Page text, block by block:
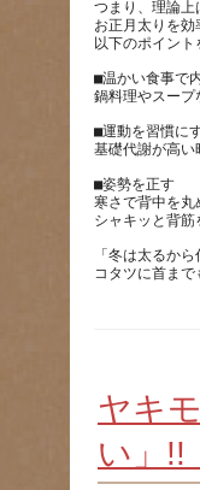
つまり、理論
お正月太りを
以下のポイント
■温かい食事で
鍋料理やスー
■運動を習慣に
基礎代謝が高
■姿勢を正す
寒さで背中を丸
シャキッと背
「冬は太るか
コタツに首ま
ヤキ
い」!!